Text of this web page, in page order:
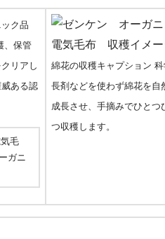
ク品
、保管
リアし
ある認
綿花の収穫キャプション
長剤などを使わず綿花を自
成長させ、手摘みでひとつ
つ収穫します。